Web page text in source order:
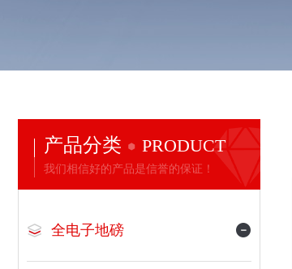
产品分类 PRODUCT
我们相信好的产品是信誉的保证！
全电子地磅